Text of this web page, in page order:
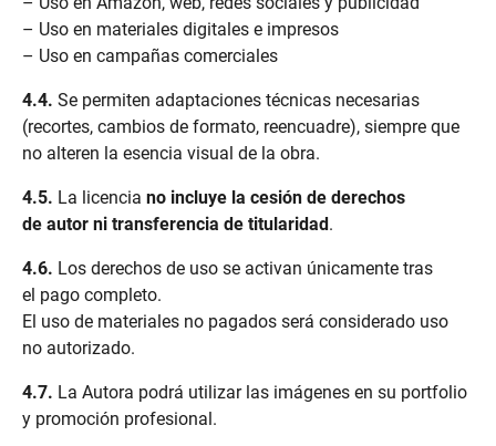
– Uso en materiales digitales e impresos
– Uso en campañas comerciales
4.4. Se permiten adaptaciones técnicas necesarias
(recortes, cambios de formato, reencuadre), siempre que
no alteren la esencia visual de la obra.
4.5. La licencia no incluye la cesión de derechos
de autor ni transferencia de titularidad.
4.6. Los derechos de uso se activan únicamente tras
el pago completo.
El uso de materiales no pagados será considerado uso
no autorizado.
4.7. La Autora podrá utilizar las imágenes en su portfolio
y promoción profesional.